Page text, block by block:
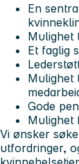
En
Mulighet
Et faglig
Mulighet
Gode
Mulighet
Vi ønsker
utfordringer,